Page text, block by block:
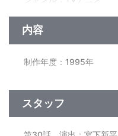
内容
制作年度：1995年
アルフレドの死に泣き
直らせようと、決闘を
スタッフ